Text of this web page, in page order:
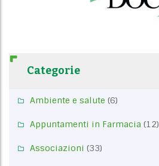
Categorie
Ambiente e salute (6)
Appuntamenti in Farmacia (12)
Associazioni (33)